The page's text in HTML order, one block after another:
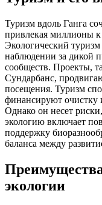
Туризм вдоль Ганга
привлекая миллионы
Экологический
наблюдении за дикой
сообществ. Проекты,
Сундарбанс,
посещения. Туризм
финансируют очистку
Однако он несет
экологию включает
поддержку
баланса между
экологии